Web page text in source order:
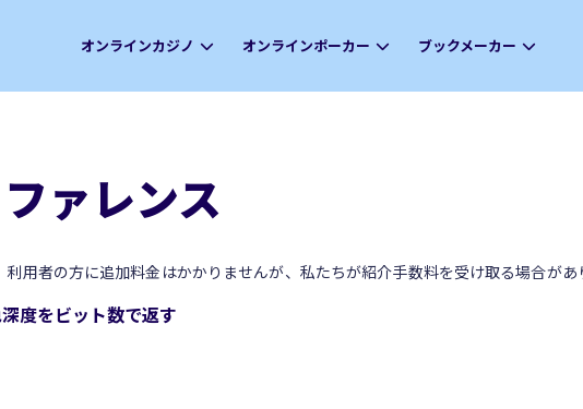
オンラインカジノ オンラインポーカー ブックメーカー
ァレンス
用者の方に追加料金はかかりませんが、私たちが紹介手数料を受け取る場合があ
をビット数で返す